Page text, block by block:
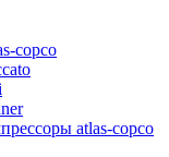
copco
atlas-copco